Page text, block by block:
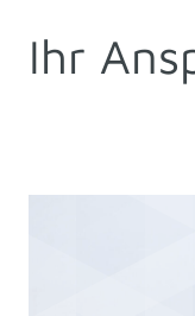
Ihr